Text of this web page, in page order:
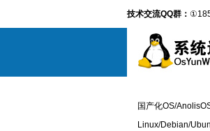
技术交流QQ群：
国产化OS/
Linux/Debian/